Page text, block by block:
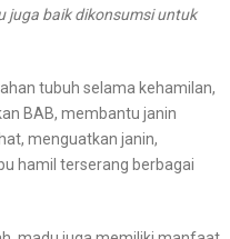
juga baik dikonsumsi untuk
tubuh selama kehamilan,
BAB, membantu janin
menguatkan janin,
hamil terserang berbagai